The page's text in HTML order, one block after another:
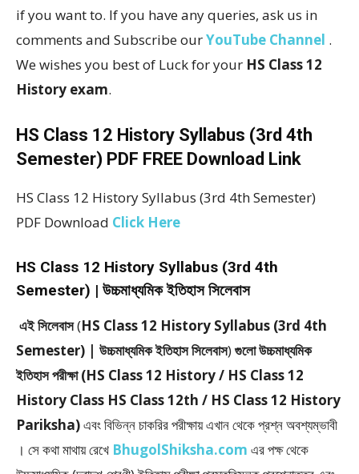
if you want to. If you have any queries, ask us in
comments and Subscribe ourYouTube Channel .
We wishes you best of Luck for your HS Class 12
History exam.
HS Class 12 History Syllabus (3rd 4th
Semester) PDF FREE Download Link
HS Class 12 History Syllabus (3rd 4th Semester)
PDF Download Click Here
HS Class 12 History Syllabus (3rd 4th
Semester) | উচ্চমাধ্যমিক ইতিহাস সিলেবাস
এই সিলেবাস(HS Class 12 History Syllabus (3rd 4th
Semester) | উচ্চমাধ্যমিক ইতিহাস সিলেবাস)গুলো উচ্চমাধ্যমিক
ইতিহাস পরীক্ষা (HS Class 12 History / HS Class 12
History Class HS Class 12th / HS Class 12 History
Pariksha)এবং বিভিন্ন চাকরির পরীক্ষায় এখান থেকে প্রশ্ন অবশ্যম্ভাবী
। সে কথা মাথায় রেখে BhugolShiksha.com এর পক্ষ থেকে